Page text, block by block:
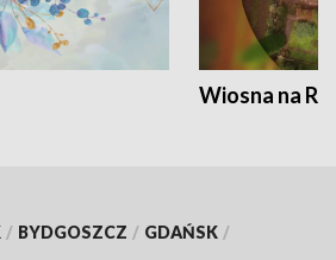
Wiosna na
/ BYDGOSZCZ / GDAŃSK /